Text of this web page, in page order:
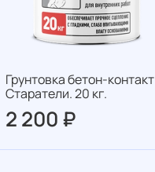
Грунтовка бетон-контакт
Старатели. 20 кг.
2 200 ₽